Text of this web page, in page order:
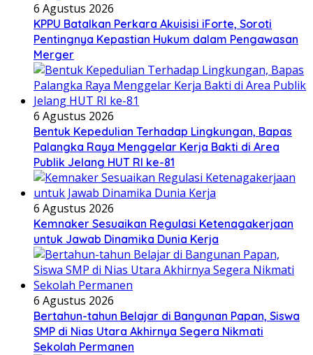
6 Agustus 2026
KPPU Batalkan Perkara Akuisisi iForte, Soroti
Pentingnya Kepastian Hukum dalam Pengawasan
Merger
6 Agustus 2026
Bentuk Kepedulian Terhadap Lingkungan, Bapas
Palangka Raya Menggelar Kerja Bakti di Area
Publik Jelang HUT RI ke-81
6 Agustus 2026
Kemnaker Sesuaikan Regulasi Ketenagakerjaan
untuk Jawab Dinamika Dunia Kerja
6 Agustus 2026
Bertahun-tahun Belajar di Bangunan Papan, Siswa
SMP di Nias Utara Akhirnya Segera Nikmati
Sekolah Permanen